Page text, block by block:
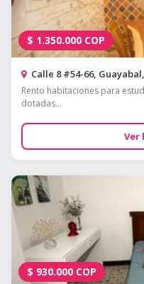
$ 1.350.000 COP
Calle 8 #54-66,
Rento habitaciones para
dotadas...
Ver
$ 930.000 COP